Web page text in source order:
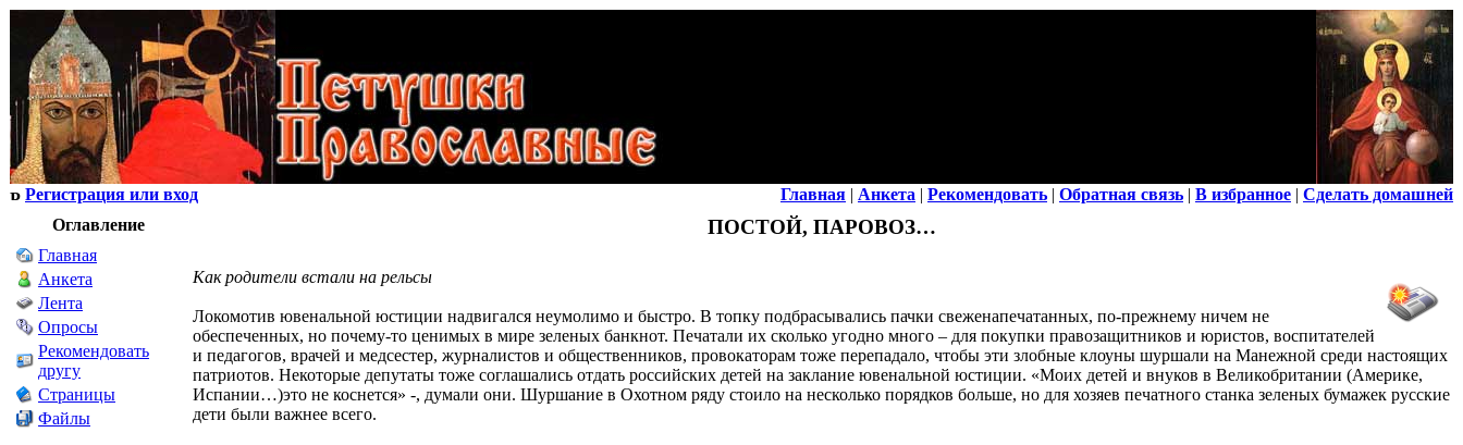
Регистрация или вход Главная | Анкета | Рекомендовать | Обратная связь | В избранное | Сделать домашней
Оглавление
Главная
Анкета
Лента
Опросы
Рекомендовать
другу
Страницы
Файлы
ПОСТОЙ, ПАРОВОЗ…
Как родители встали на рельсы
Локомотив ювенальной юстиции надвигался неумолимо и быстро. В топку подбрасывались пачки свеженапечатанных, по-прежнему ничем не
обеспеченных, но почему-то ценимых в мире зеленых банкнот. Печатали их сколько угодно много – для покупки правозащитников и юристов, воспитателей
и педагогов, врачей и медсестер, журналистов и общественников, провокаторам тоже перепадало, чтобы эти злобные клоуны шуршали на Манежной среди настоящих
патриотов. Некоторые депутаты тоже соглашались отдать российских детей на заклание ювенальной юстиции. «Моих детей и внуков в Великобритании (Америке,
Испании…)это не коснется» -, думали они. Шуршание в Охотном ряду стоило на несколько порядков больше, но для хозяев печатного станка зеленых бумажек русские
дети были важнее всего.